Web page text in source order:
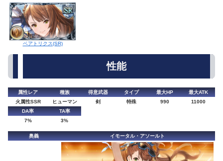
ベアトリクス(SR)
性能
属性レア 種族 得意武器 タイプ 最大HP
最大ATK
火属性SSR
ヒューマン 剣 特殊 990
11000
DA率
TA率
7%
3%
奥義 イモータル・アソールト